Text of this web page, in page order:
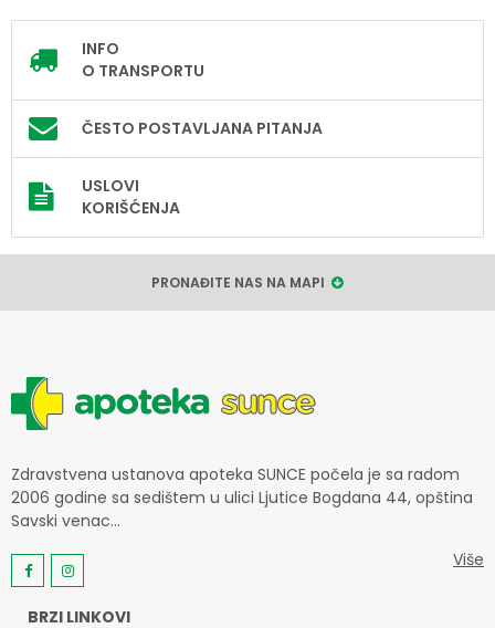
INFO
O TRANSPORTU
ČESTO POSTAVLJANA PITANJA
USLOVI
KORIŠĆENJA
PRONAĐITE NAS NA MAPI
Zdravstvena ustanova apoteka SUNCE počela je sa radom
2006 godine sa sedištem u ulici Ljutice Bogdana 44, opština
Savski venac...
Više
BRZI LINKOVI